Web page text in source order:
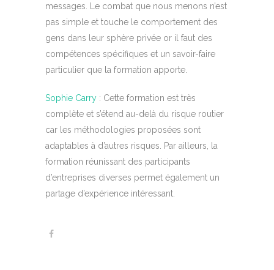
messages. Le combat que nous menons n’est
pas simple et touche le comportement des
gens dans leur sphère privée or il faut des
compétences spécifiques et un savoir-faire
particulier que la formation apporte.
Sophie Carry : Cette formation est très
complète et s’étend au-delà du risque routier
car les méthodologies proposées sont
adaptables à d’autres risques. Par ailleurs, la
formation réunissant des participants
d’entreprises diverses permet également un
partage d’expérience intéressant.